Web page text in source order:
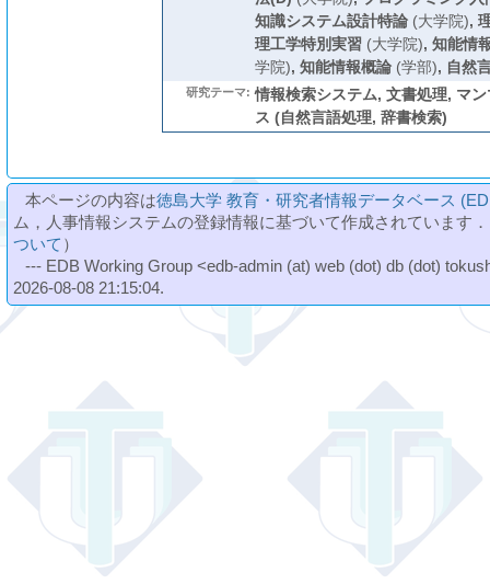
知識システム設計特論(大学院),
理工学特別実習(大学院), 知能情
学院), 知能情報概論(学部), 自然
研究テーマ: 情報検索システム, 文書処理, マ
ス (自然言語処理, 辞書検索)
本ページの内容は徳島大学 教育・研究者情報データベース
ム，人事情報システムの登録情報に基づいて作成されています
ついて ）
--- EDB Working Group <edb-admin (at) web (dot) db (dot)
2026-08-08 21:15:04.